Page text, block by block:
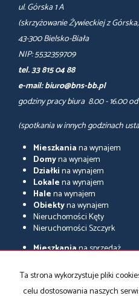
ul. Górska 1 A
(skrzyżowanie Żywieckiej z
43-300 Bielsko-Biała
NIP: 5532359709
tel. 33 815 04 88
e-mail: biuro@bns-bb.pl
godziny pracy biura 8.00 - 16.00
(spotkania w innych godzinach
Mieszkaniana wynajem
Domyna wynajem
Działkina wynajem
Lokalena wynajem
Halena wynajem
Obiektyna wynajem
Nieruchomości Kęty
Nieruchomości Szczyrk
Mieszkaniana sprzedaż
Działkina sprzedaż
na sprzedaż
Ta strona wykorzystuje pliki
celu dostosowania naszych